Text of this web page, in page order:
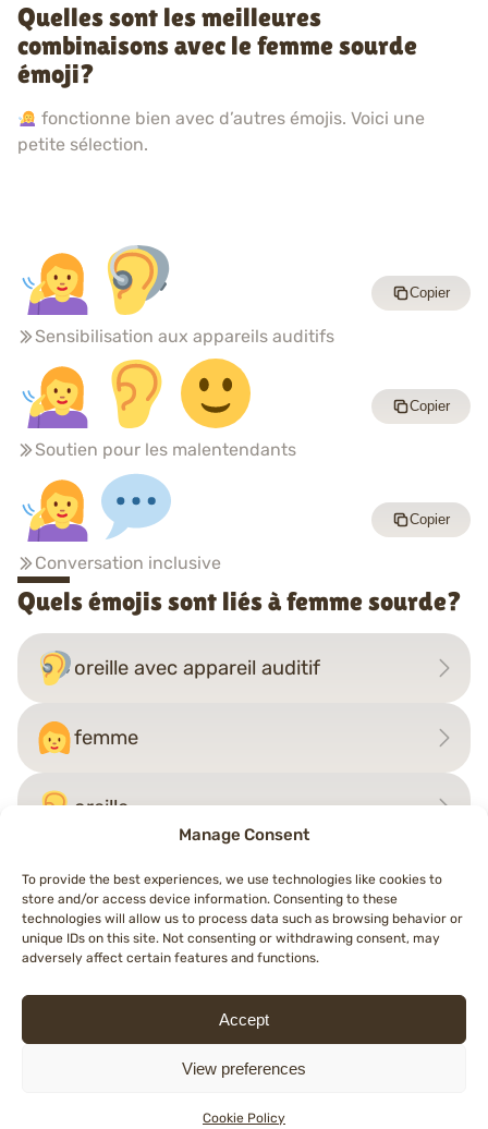
Manage Consent
To provide the best experiences, we use technologies like cookies to
store and/or access device information. Consenting to these
technologies will allow us to process data such as browsing behavior or
unique IDs on this site. Not consenting or withdrawing consent, may
adversely affect certain features and functions.
Accept
View preferences
Cookie Policy
Quelles sont les meilleures
combinaisons avec le femme sourde
émoji?
fonctionne bien avec d’autres émojis. Voici une
petite sélection.
Sensibilisation aux appareils auditifs
Copier
Soutien pour les malentendants
Copier
Conversation inclusive
Copier
Quels émojis sont liés à femme sourde?
oreille avec appareil auditif
femme
oreille
Navigation
de
←personne agenouilléehomme sourd →
Cookie Policy (EU)
Português